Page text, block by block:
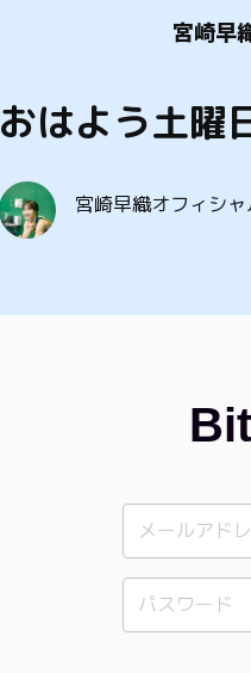
宮崎早
おはよう土曜
宮崎早織オフィシ